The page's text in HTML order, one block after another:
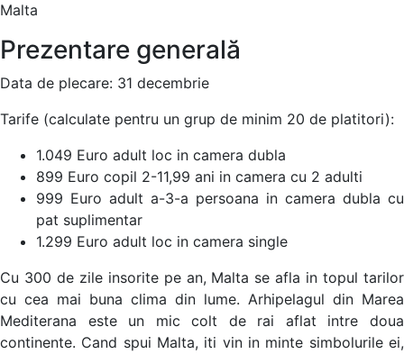
Malta
Prezentare generală
Data de plecare: 31 decembrie
Tarife (calculate pentru un grup de minim 20 de platitori):
1.049 Euro adult loc in camera dubla
899 Euro copil 2-11,99 ani in camera cu 2 adulti
999 Euro adult a-3-a persoana in camera dubla cu
pat suplimentar
1.299 Euro adult loc in camera single
Cu 300 de zile insorite pe an, Malta se afla in topul tarilor
cu cea mai buna clima din lume. Arhipelagul din Marea
Mediterana este un mic colt de rai aflat intre doua
continente. Cand spui Malta, iti vin in minte simbolurile ei,